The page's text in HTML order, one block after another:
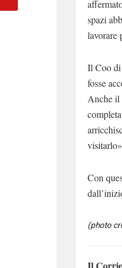
spazi
lavorare
Il Coo di
fosse
Anche il
Con
(photo
Il